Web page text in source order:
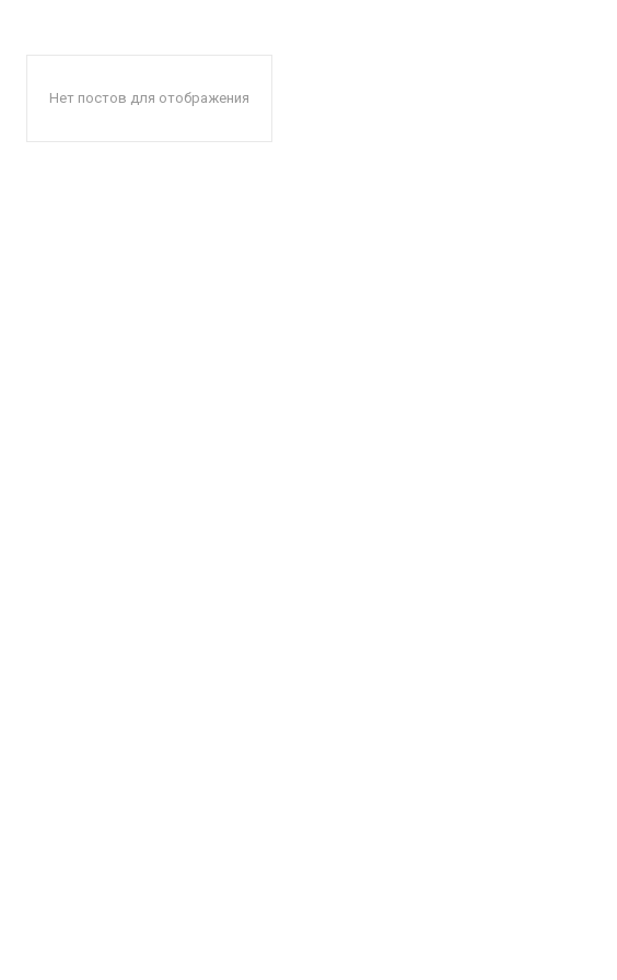
Нет постов для отображения